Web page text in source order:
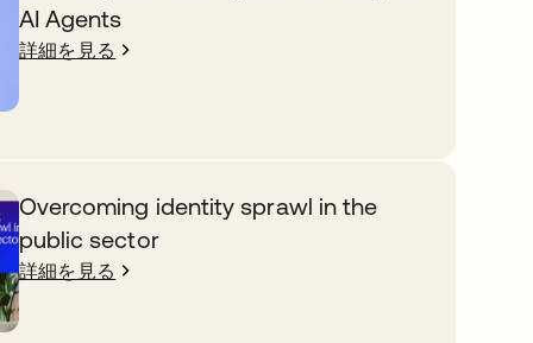
AI Agents
詳細を見る
Overcoming identity sprawl in the
public sector
詳細を見る